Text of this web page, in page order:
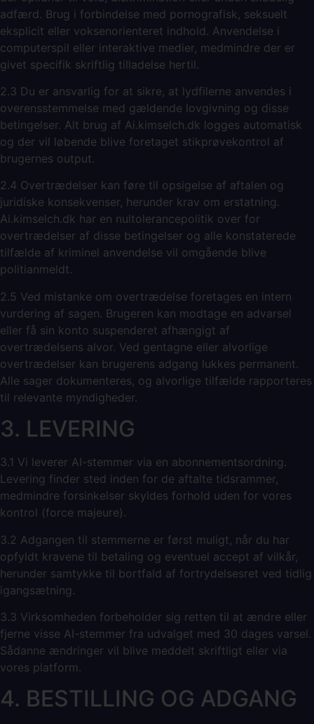
adfærd. Brug i forbindelse med pornografisk, seksuelt
eksplicit eller voksenorienteret indhold. Anvendelse i
computerspil eller interaktive medier, medmindre der er
givet specifik skriftlig tilladelse hertil.
2.3 Du er ansvarlig for at sikre, at lydfilerne anvendes i
overensstemmelse med gældende lovgivning og disse
betingelser. Alt brug af Ai.kimselch.dk logges automatisk
og der vil løbende blive foretaget stikprøvekontrol af
brugernes output.
2.4 Overtrædelser kan føre til opsigelse af aftalen og
juridiske konsekvenser, herunder krav om erstatning.
Ai.kimselch.dk har en nultolerancepolitik over for
overtrædelser af disse betingelser og alle konstaterede
tilfælde af kriminel anvendelse vil omgående blive
politianmeldt.
2.5 Ved mistanke om overtrædelse foretages en intern
vurdering af sagen. Brugeren kan modtage en advarsel
eller få sin konto suspenderet afhængigt af
overtrædelsens alvor. Ved gentagne eller alvorlige
overtrædelser kan brugerens adgang lukkes permanent.
Alle sager dokumenteres, og alvorlige tilfælde rapporteres
til relevante myndigheder.
3. LEVERING
3.1 Vi leverer AI-stemmer via en abonnementsordning.
Levering finder sted inden for de aftalte tidsrammer,
medmindre forsinkelser skyldes forhold uden for vores
kontrol (force majeure).
3.2 Adgangen til stemmerne er først muligt, når du har
opfyldt kravene til betaling og eventuel accept af vilkår,
herunder samtykke til bortfald af fortrydelsesret ved tidlig
igangsætning.
3.3 Virksomheden forbeholder sig retten til at ændre eller
fjerne visse AI-stemmer fra udvalget med 30 dages varsel.
Sådanne ændringer vil blive meddelt skriftligt eller via
vores platform.
4. BESTILLING OG ADGANG